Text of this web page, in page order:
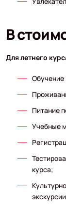
В
Для летнего
Обучение
Питание
Учебные
курса;